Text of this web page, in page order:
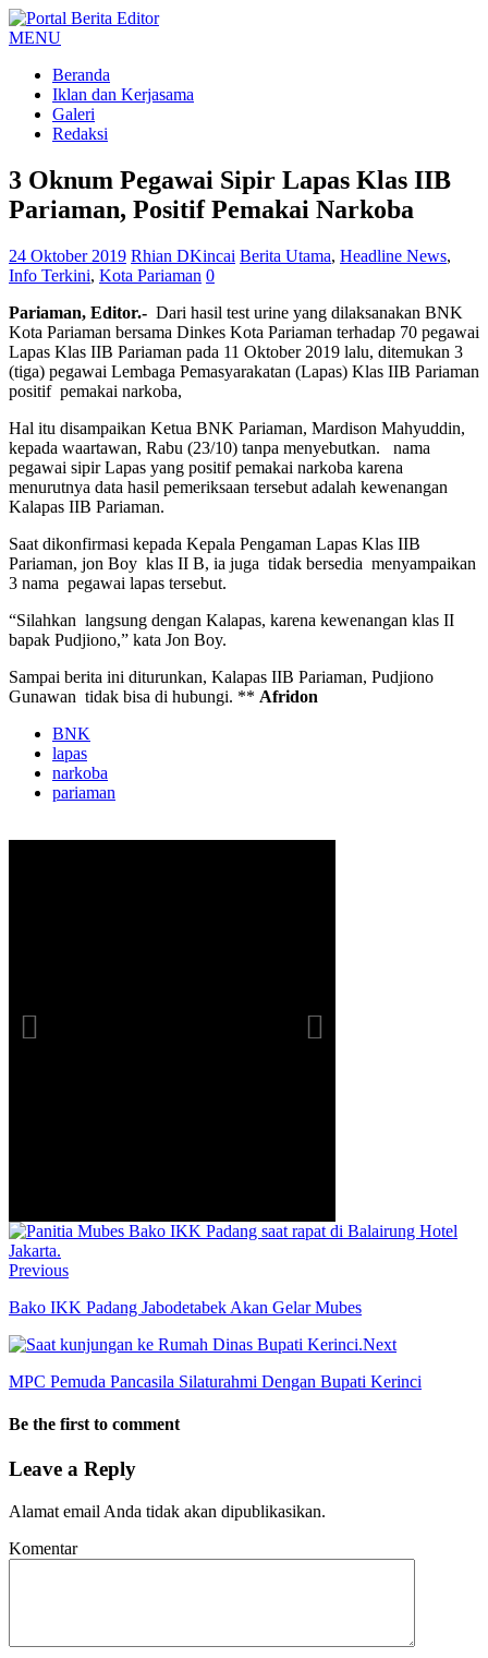
MENU
Beranda
Iklan dan Kerjasama
Galeri
Redaksi
3 Oknum Pegawai Sipir Lapas Klas IIB
Pariaman, Positif Pemakai Narkoba
24 Oktober 2019 Rhian DKincai Berita Utama, Headline News,
Info Terkini, Kota Pariaman 0
Pariaman, Editor.- Dari hasil test urine yang dilaksanakan BNK
Kota Pariaman bersama Dinkes Kota Pariaman terhadap 70 pegawai
Lapas Klas IIB Pariaman pada 11 Oktober 2019 lalu, ditemukan 3
(tiga) pegawai Lembaga Pemasyarakatan (Lapas) Klas IIB Pariaman
positif pemakai narkoba,
Hal itu disampaikan Ketua BNK Pariaman, Mardison Mahyuddin,
kepada waartawan, Rabu (23/10) tanpa menyebutkan. nama
pegawai sipir Lapas yang positif pemakai narkoba karena
menurutnya data hasil pemeriksaan tersebut adalah kewenangan
Kalapas IIB Pariaman.
Saat dikonfirmasi kepada Kepala Pengaman Lapas Klas IIB
Pariaman, jon Boy klas II B, ia juga tidak bersedia menyampaikan
3 nama pegawai lapas tersebut.
“Silahkan langsung dengan Kalapas, karena kewenangan klas II
bapak Pudjiono,” kata Jon Boy.
Sampai berita ini diturunkan, Kalapas IIB Pariaman, Pudjiono
Gunawan tidak bisa di hubungi. ** Afridon
BNK
lapas
narkoba
pariaman
Previous
Bako IKK Padang Jabodetabek Akan Gelar Mubes
Next
MPC Pemuda Pancasila Silaturahmi Dengan Bupati Kerinci
Be the first to comment
Leave a Reply
Alamat email Anda tidak akan dipublikasikan.
Komentar